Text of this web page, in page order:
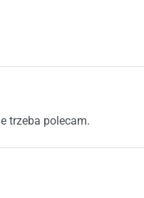
trzeba polecam.